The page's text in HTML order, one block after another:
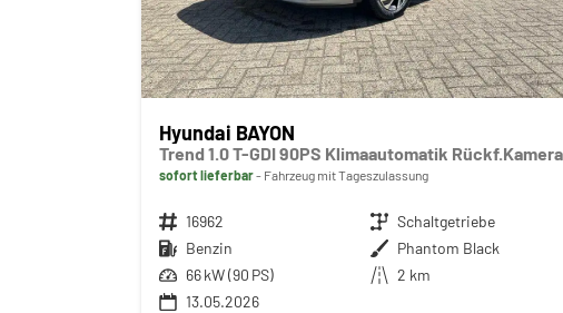
Hyundai BAYON
sofort lieferbar Fahrzeug mit Tageszulassung
Fahrzeugnr. 16962 Getriebe Schaltgetriebe
Kraftstoff Benzin Außenfarbe Phantom Black
Leistung 66 kW (90 PS) Kilometerstand 2 km
13.05.2026